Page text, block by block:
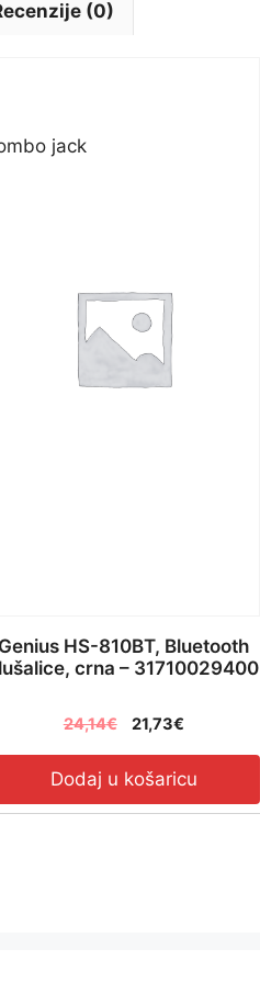
(0)
jack
Genius HS-810BT, Bluetooth
crna – 31710029400
24,14€ 21,73€
Dodaj u košaricu